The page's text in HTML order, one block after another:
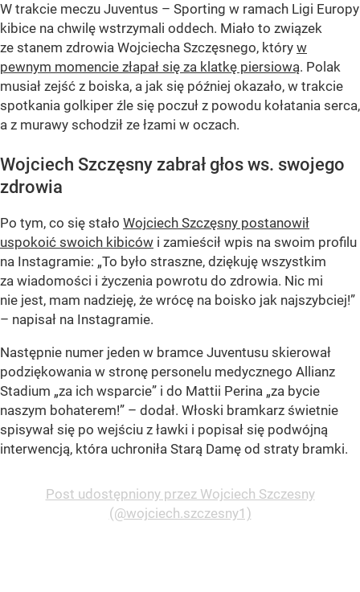
W trakcie meczu Juventus – Sporting w ramach Ligi Europy
kibice na chwilę wstrzymali oddech. Miało to związek
ze stanem zdrowia Wojciecha Szczęsnego, który w
pewnym momencie złapał się za klatkę piersiową. Polak
musiał zejść z boiska, a jak się później okazało, w trakcie
spotkania golkiper źle się poczuł z powodu kołatania serca,
a z murawy schodził ze łzami w oczach.
Wojciech Szczęsny zabrał głos ws. swojego
zdrowia
Po tym, co się stało Wojciech Szczęsny postanowił
uspokoić swoich kibiców i zamieścił wpis na swoim profilu
na Instagramie: „To było straszne, dziękuję wszystkim
za wiadomości i życzenia powrotu do zdrowia. Nic mi
nie jest, mam nadzieję, że wrócę na boisko jak najszybciej!”
– napisał na Instagramie.
Następnie numer jeden w bramce Juventusu skierował
podziękowania w stronę personelu medycznego Allianz
Stadium „za ich wsparcie” i do Mattii Perina „za bycie
naszym bohaterem!” – dodał. Włoski bramkarz świetnie
spisywał się po wejściu z ławki i popisał się podwójną
interwencją, która uchroniła Starą Damę od straty bramki.
Post udostępniony przez Wojciech Szczesny
(@wojciech.szczesny1)